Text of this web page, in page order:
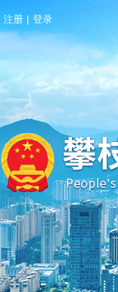
注册 | 登录